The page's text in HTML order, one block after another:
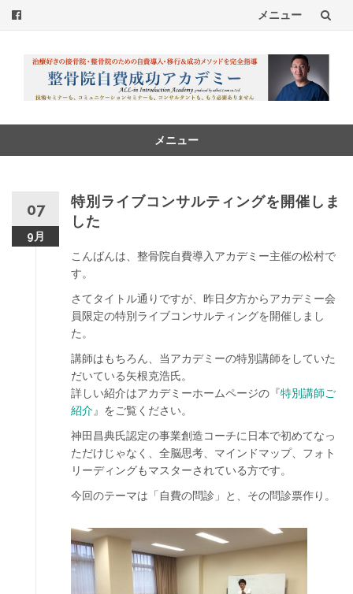
メニュー
ス
メニュー
07
9月
特別ライブコンサルティングを開催しま
した
こんばんは、整骨院自費導入アカデミー主催の松村で
す。
さてタイトル通りですが、昨日夕方からアカデミー会
員限定の特別ライブコンサルティングを開催しまし
た。
講師はもちろん、当アカデミーの特別講師をしていた
だいている矢根克浩氏。
詳しい紹介はアカデミーホームページの『特別講師ご
紹介』をご覧ください。
神田昌典氏認定の事業創造コーチに日本で初めてなっ
ただけじゃなく、全脳思考、マインドマップ、フォト
リーディングもマスターされている方です。
今回のテーマは「自費の問診」と、その問診票作り。